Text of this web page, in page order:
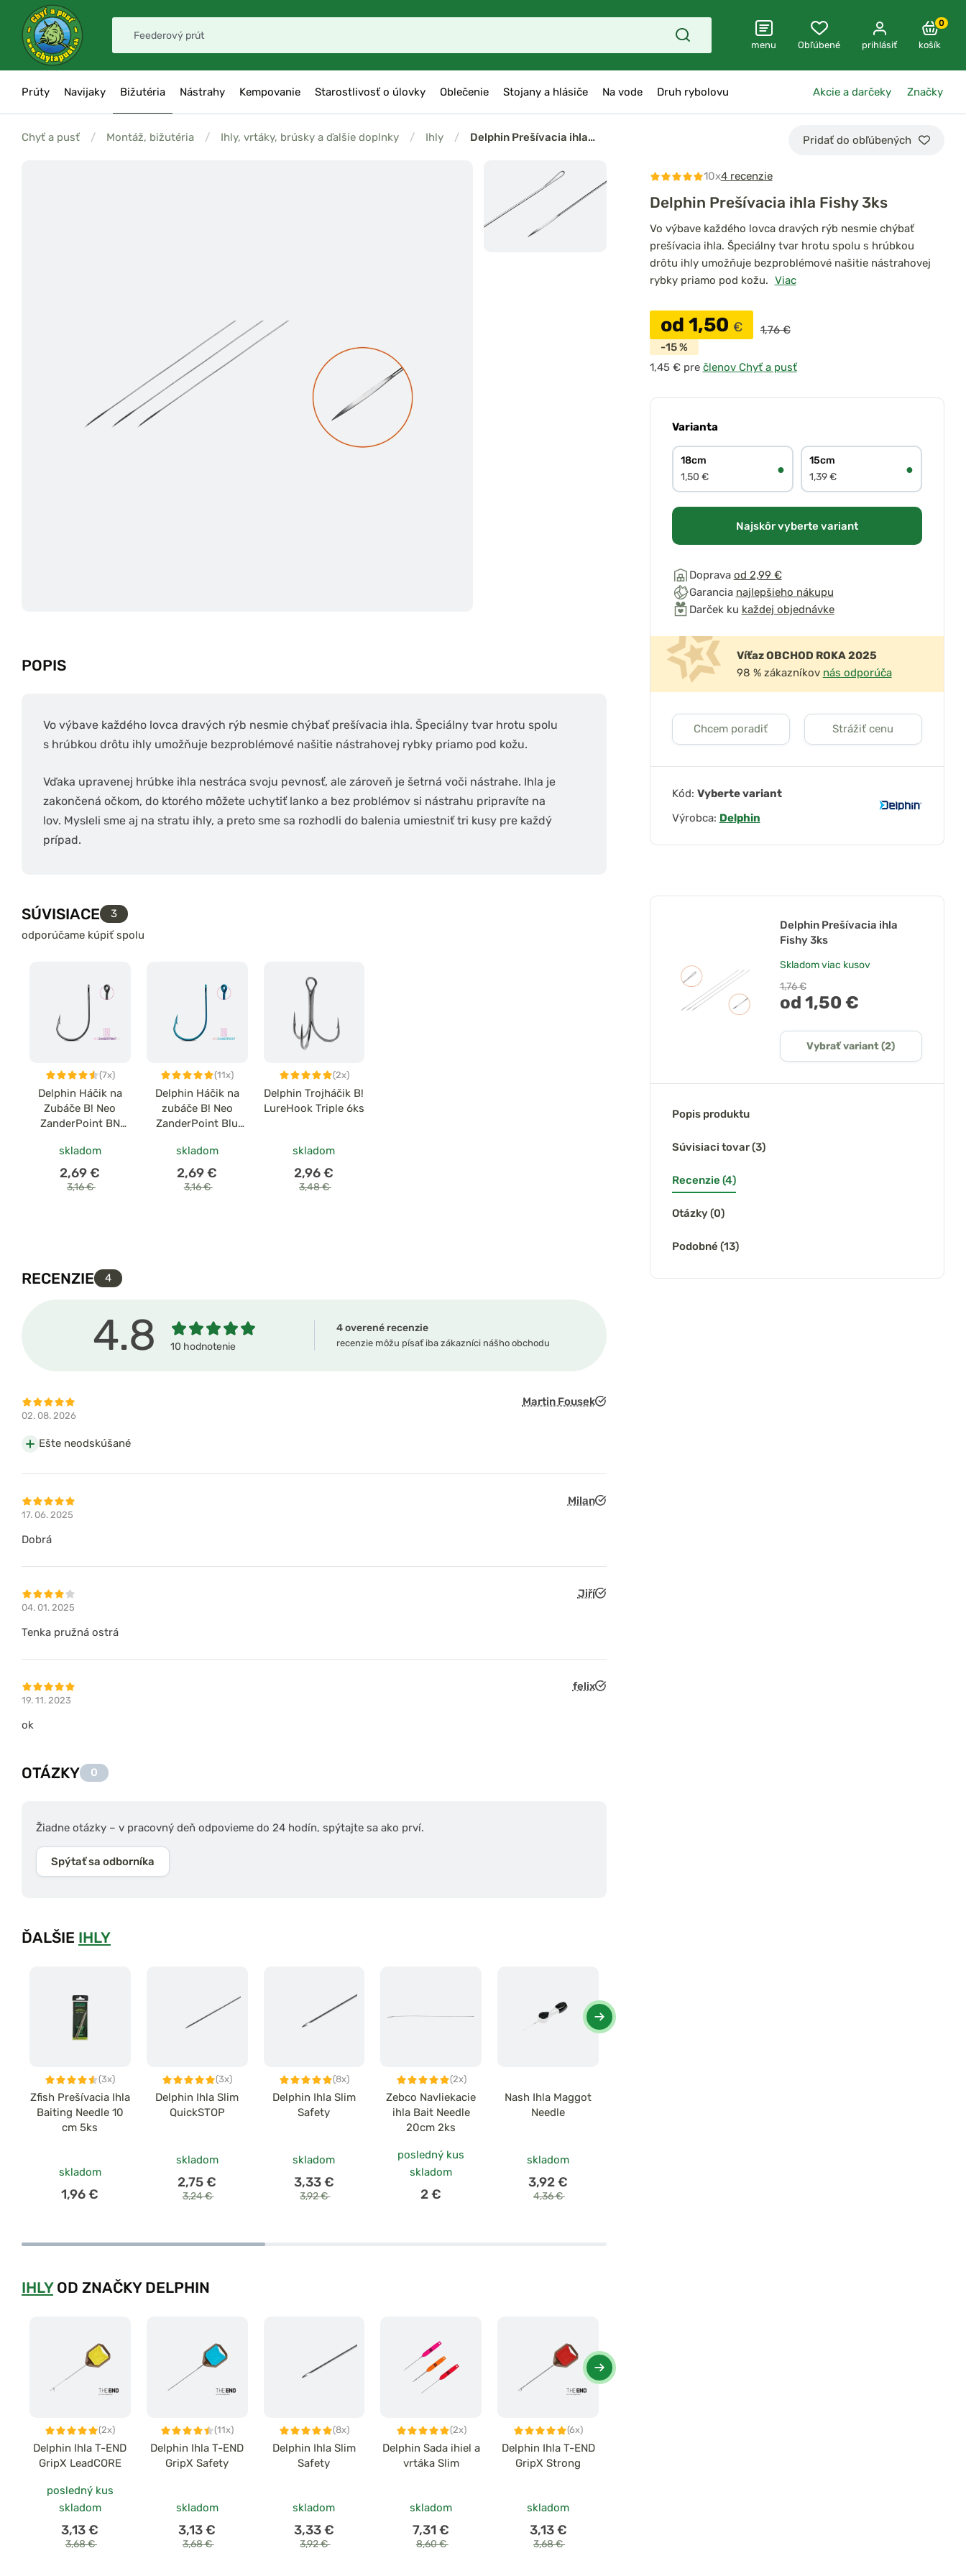
menu Obľúbené prihlásiť
0
košík
Prúty Navijaky Bižutéria Nástrahy Kempovanie Starostlivosť o úlovky Oblečenie Stojany a hlásiče Na vode Druh rybolovu Akcie a darčeky Značky
Chyť a pusť / Montáž, bižutéria / Ihly, vrtáky, brúsky a ďalšie doplnky / Ihly / Delphin Prešívacia ihla… Pridať do obľúbených
POPIS
Vo výbave každého lovca dravých rýb nesmie chýbať prešívacia ihla. Špeciálny tvar hrotu spolu
s hrúbkou drôtu ihly umožňuje bezproblémové našitie nástrahovej rybky priamo pod kožu.
Vďaka upravenej hrúbke ihla nestráca svoju pevnosť, ale zároveň je šetrná voči nástrahe. Ihla je
zakončená očkom, do ktorého môžete uchytiť lanko a bez problémov si nástrahu pripravíte na
lov. Mysleli sme aj na stratu ihly, a preto sme sa rozhodli do balenia umiestniť tri kusy pre každý
prípad.
SÚVISIACE
3
odporúčame kúpiť spolu
(7x)
Delphin Háčik na
Zubáče B! Neo
ZanderPoint BN
skladom
2,69 €
3,16 €
(11x)
Delphin Háčik na
zubáče B! Neo
ZanderPoint Blu
skladom
2,69 €
3,16 €
(2x)
Delphin Trojháčik B!
LureHook Triple 6ks
skladom
2,96 €
3,48 €
RECENZIE 4
4.8 10 hodnotenie
4 overené recenzie
recenzie môžu písať iba zákazníci nášho obchodu
02. 08. 2026
Martin Fousek
Ešte neodskúšané
17. 06. 2025
Milan
Dobrá
04. 01. 2025
Jiří
Tenka pružná ostrá
19. 11. 2023
felix
ok
OTÁZKY 0
Žiadne otázky – v pracovný deň odpovieme do 24 hodín, spýtajte sa ako prví.
Spýtať sa odborníka
ĎALŠIE IHLY
(3x)
Zfish Prešívacia Ihla
Baiting Needle 10
cm 5ks
skladom
1,96 €
(3x)
Delphin Ihla Slim
QuickSTOP
skladom
2,75 €
3,24 €
(8x)
Delphin Ihla Slim
Safety
skladom
3,33 €
3,92 €
(2x)
Zebco Navliekacie
ihla Bait Needle
20cm 2ks
posledný kus
skladom
2 €
Nash Ihla Maggot
Needle
skladom
3,92 €
4,36 €
IHLYOD ZNAČKY DELPHIN
(2x)
Delphin Ihla T-END
GripX LeadCORE
posledný kus
skladom
3,13 €
3,68 €
(11x)
Delphin Ihla T-END
GripX Safety
skladom
3,13 €
3,68 €
(8x)
Delphin Ihla Slim
Safety
skladom
3,33 €
3,92 €
(2x)
Delphin Sada ihiel a
vrtáka Slim
skladom
7,31 €
8,60 €
(6x)
Delphin Ihla T-END
GripX Strong
skladom
3,13 €
3,68 €
10x4 recenzie
Delphin Prešívacia ihla Fishy 3ks
Vo výbave každého lovca dravých rýb nesmie chýbať
prešívacia ihla. Špeciálny tvar hrotu spolu s hrúbkou
drôtu ihly umožňuje bezproblémové našitie nástrahovej
rybky priamo pod kožu. Viac
od 1,50 €
1,76 €
-15 %
pre členov Chyť a pusť
Varianta
18cm
1,50 €
●
15cm
1,39 €
●
Najskôr vyberte variant
Doprava od 2,99 €
Garancia najlepšieho nákupu
Darček ku každej objednávke
Víťaz OBCHOD ROKA 2025
98 % zákazníkov nás odporúča
Chcem poradiť Strážiť cenu
Kód: Vyberte variant
Výrobca: Delphin
Delphin Prešívacia ihla
Fishy 3ks
Skladomviac kusov
1,76 €
od 1,50 €
Vybrať variant (2)
Popis produktu
Súvisiaci tovar (3)
Recenzie (4)
Otázky (0)
Podobné (13)